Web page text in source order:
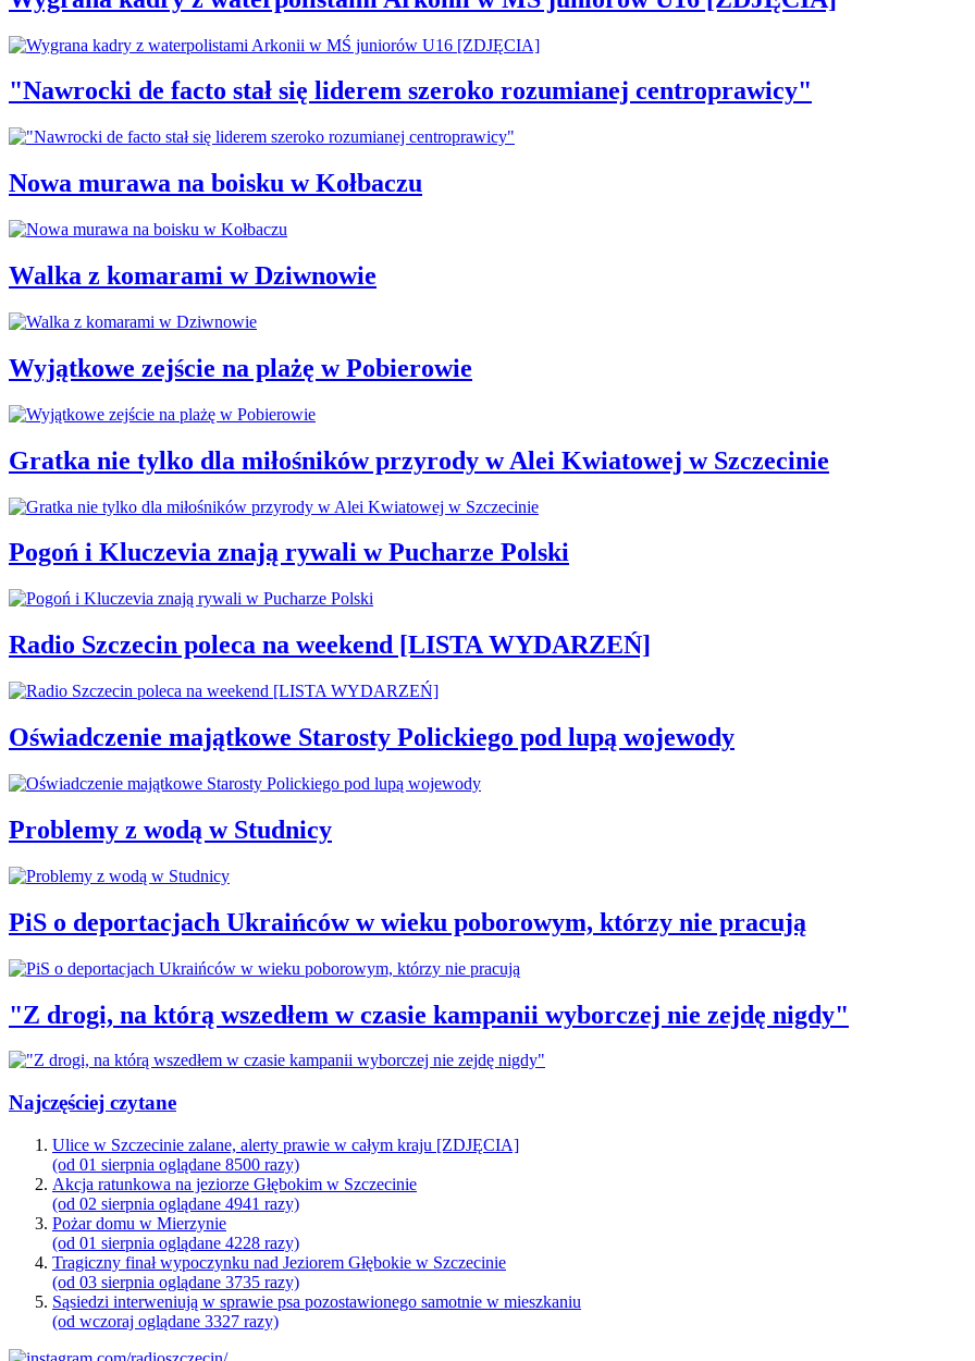
"Nawrocki de facto stał się liderem szeroko rozumianej centroprawicy"
Nowa murawa na boisku w Kołbaczu
Walka z komarami w Dziwnowie
Wyjątkowe zejście na plażę w Pobierowie
Gratka nie tylko dla miłośników przyrody w Alei Kwiatowej w Szczecinie
Pogoń i Kluczevia znają rywali w Pucharze Polski
Radio Szczecin poleca na weekend [LISTA WYDARZEŃ]
Oświadczenie majątkowe Starosty Polickiego pod lupą wojewody
Problemy z wodą w Studnicy
PiS o deportacjach Ukraińców w wieku poborowym, którzy nie pracują
"Z drogi, na którą wszedłem w czasie kampanii wyborczej nie zejdę nigdy"
Najczęściej czytane
Ulice w Szczecinie zalane, alerty prawie w całym kraju [ZDJĘCIA]
(od 01 sierpnia oglądane 8500 razy)
Akcja ratunkowa na jeziorze Głębokim w Szczecinie
(od 02 sierpnia oglądane 4941 razy)
Pożar domu w Mierzynie
(od 01 sierpnia oglądane 4228 razy)
Tragiczny finał wypoczynku nad Jeziorem Głębokie w Szczecinie
(od 03 sierpnia oglądane 3735 razy)
Sąsiedzi interweniują w sprawie psa pozostawionego samotnie w mieszkaniu
(od wczoraj oglądane 3327 razy)